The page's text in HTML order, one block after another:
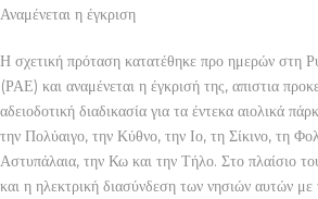
Αναμένεται η έγκριση
Η σχετική πρόταση κατατέθηκε προ ημερών στη
(ΡΑΕ) και αναμένεται η έγκρισή της, απιστια
αδειοδοτική διαδικασία για τα έντεκα αιολικά
την Πολύαιγο, την Κύθνο, την Ιο, τη Σίκινο, τη
Αστυπάλαια, την Κω και την Τήλο. Στο πλαίσιο
και η ηλεκτρική διασύνδεση των νησιών αυτών